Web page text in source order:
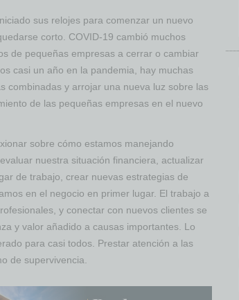
sus relojes para comenzar un nuevo
corto. COVID-19 cambió muchos
de pequeñas empresas a cerrar o cambiar
casi un año en la pandemia, hay muchas
combinadas y arrojar una nueva luz sobre las
de las pequeñas empresas en el nuevo
sobre cómo estamos manejando
nuestra situación financiera, actualizar
de trabajo, crear nuevas estrategias de
en el negocio en primer lugar. El trabajo a
y conectar con nuevos clientes se
y valor añadido a causas importantes. Lo
para casi todos. Prestar atención a las
de supervivencia.